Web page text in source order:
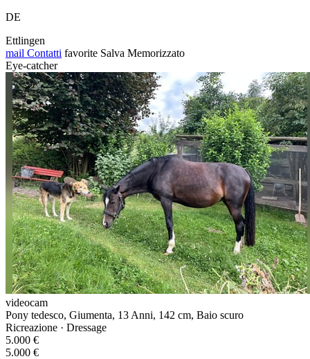
DE
Ettlingen
mail Contatti favorite Salva Memorizzato
Eye-catcher
videocam
Pony tedesco, Giumenta, 13 Anni, 142 cm, Baio scuro
Ricreazione · Dressage
5.000 €
5.000 €